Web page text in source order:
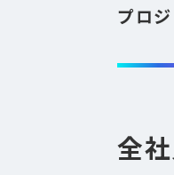
プロ
全